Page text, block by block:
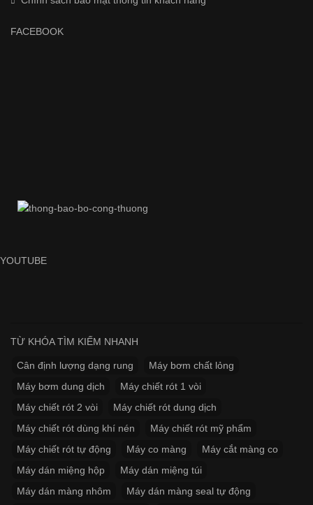
FACEBOOK
YOUTUBE
TỪ KHÓA TÌM KIẾM NHANH
Cân định lượng dạng rung
Máy bơm chất lỏng
Máy bơm dung dịch
Máy chiết rót 1 vòi
Máy chiết rót 2 vòi
Máy chiết rót dung dịch
Máy chiết rót dùng khí nén
Máy chiết rót mỹ phẩm
Máy chiết rót tự động
Máy co màng
Máy cắt màng co
Máy dán miệng hộp
Máy dán miệng túi
Máy dán màng nhôm
Máy dán màng seal tự động